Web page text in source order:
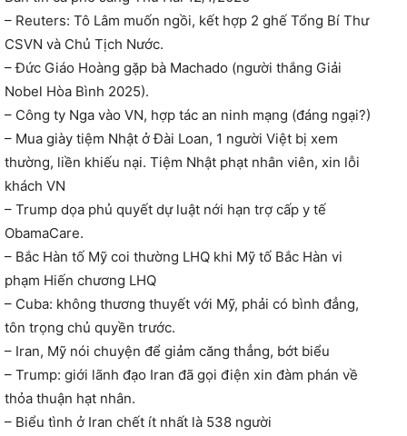
– Reuters: Tô Lâm muốn ngồi, kết hợp 2 ghế Tổng Bí Thư
CSVN và Chủ Tịch Nước.
– Đức Giáo Hoàng gặp bà Machado (người thắng Giải
Nobel Hòa Bình 2025).
– Công ty Nga vào VN, hợp tác an ninh mạng (đáng ngại?)
– Mua giày tiệm Nhật ở Đài Loan, 1 người Việt bị xem
thường, liền khiếu nại. Tiệm Nhật phạt nhân viên, xin lỗi
khách VN
– Trump dọa phủ quyết dự luật nới hạn trợ cấp y tế
ObamaCare.
– Bắc Hàn tố Mỹ coi thường LHQ khi Mỹ tố Bắc Hàn vi
phạm Hiến chương LHQ
– Cuba: không thương thuyết với Mỹ, phải có bình đẳng,
tôn trọng chủ quyền trước.
– Iran, Mỹ nói chuyện để giảm căng thẳng, bớt biểu
– Trump: giới lãnh đạo Iran đã gọi điện xin đàm phán về
thỏa thuận hạt nhân.
– Biểu tình ở Iran chết ít nhất là 538 người